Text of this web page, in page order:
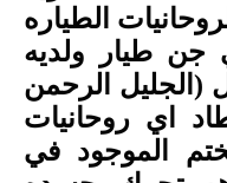
الطياره
طيار ولديه
(الجليل الرحمن
اي روحانيات
الموجود في